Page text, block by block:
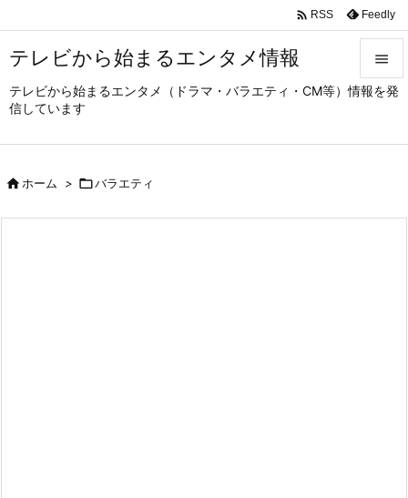
テレビから始まるエンタメ情報
テレビから始まるエンタメ（ドラマ・バラエティ・CM等）情報を発
信しています



 RSS Feedly
ホーム > バラエティ